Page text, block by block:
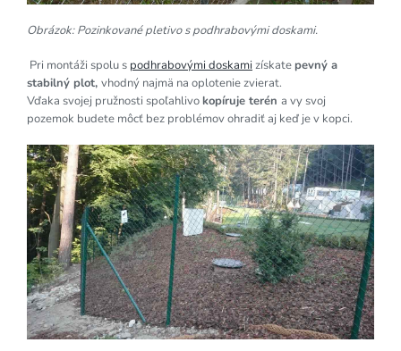
Obrázok: Pozinkované pletivo s podhrabovými doskami.
Pri montáži spolu s podhrabovými doskami získatepevný a
stabilný plot, vhodný najmä na oplotenie zvierat.
Vďaka svojej pružnosti spoľahlivokopíruje terén a vy svoj
pozemok budete môcť bez problémov ohradiť aj keď je v kopci.